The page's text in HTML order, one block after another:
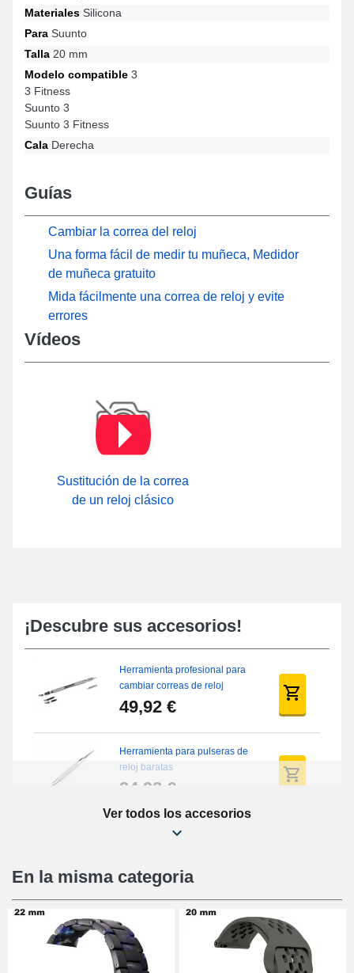
agradable.
Materiales Silicona
Para Suunto
Talla 20 mm
Modelo compatible 3
3 Fitness
Suunto 3
Suunto 3 Fitness
Cala Derecha
Guías
Cambiar la correa del reloj
Una forma fácil de medir tu muñeca, Medidor
de muñeca gratuito
Mida fácilmente una correa de reloj y evite
errores
Vídeos
Sustitución de la correa
de un reloj clásico
¡Descubre sus accesorios!
Herramienta profesional para
cambiar correas de reloj
49,92 €
Herramienta para pulseras de
reloj baratas
34,92 €
Kit de reparación de relojes
16,90 €
Pies deslizantes digitales
9,90 €
Ver todos los accesorios
En la misma categoria